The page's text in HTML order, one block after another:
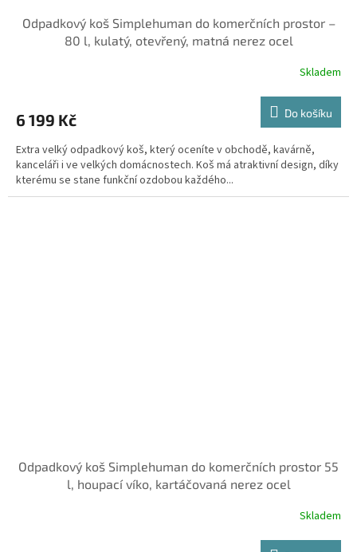
Odpadkový koš Simplehuman do komerčních prostor –
80 l, kulatý, otevřený, matná nerez ocel
Skladem
6 199 Kč Do košíku
Extra velký odpadkový koš, který oceníte v obchodě, kavárně,
kanceláři i ve velkých domácnostech. Koš má atraktivní design, díky
kterému se stane funkční ozdobou každého...
Odpadkový koš Simplehuman do komerčních prostor 55
l, houpací víko, kartáčovaná nerez ocel
Skladem